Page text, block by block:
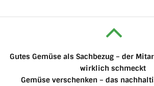
Gutes Gemüse als Sachbezug – der
wirklich schmeckt
Gemüse verschenken – das